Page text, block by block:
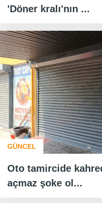
'Döner kralı'nın ...
GÜNCEL
Oto tamircide
açmaz şoke ol...